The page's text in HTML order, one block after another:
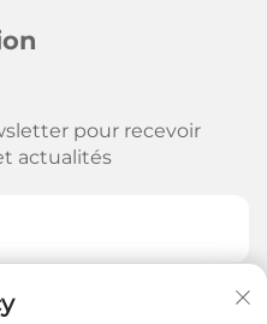
pour recevoir
actualités